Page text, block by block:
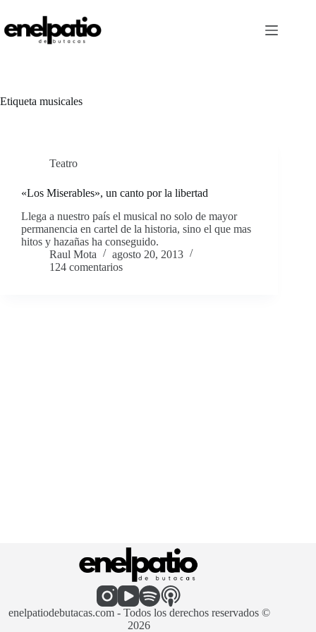
contenido
Etiqueta musicales
Teatro
«Los Miserables», un canto por la libertad
Llega a nuestro país el musical no solo de mayor
permanencia en cartel de la historia, sino el que mas
hitos y hazañas ha conseguido.
Raul Mota
agosto 20, 2013
124 comentarios
enelpatiodebutacas.com - Todos los derechos reservados ©
2026